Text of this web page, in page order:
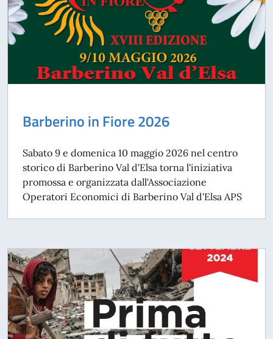
Barberino in Fiore 2026
Sabato 9 e domenica 10 maggio 2026 nel centro
storico di Barberino Val d'Elsa torna l'iniziativa
promossa e organizzata dall'Associazione
Operatori Economici di Barberino Val d'Elsa APS